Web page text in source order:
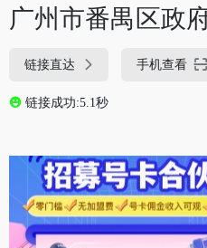
广州市番禺区政
链接直达 手机查看
链接成功:5.1秒